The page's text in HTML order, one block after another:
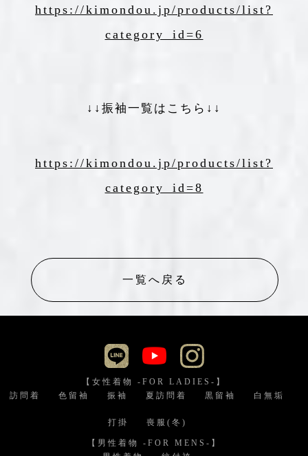
https://kimondou.jp/products/list?
category_id=6
↓↓振袖一覧はこちら↓↓
https://kimondou.jp/products/list?
category_id=8
一覧へ戻る
【女性着物 -FOR LADIES-】
訪問着
色留袖 振袖 夏訪問着 黒留袖 白無垢
打掛 喪服(冬)
【男性着物 -FOR MENS-】